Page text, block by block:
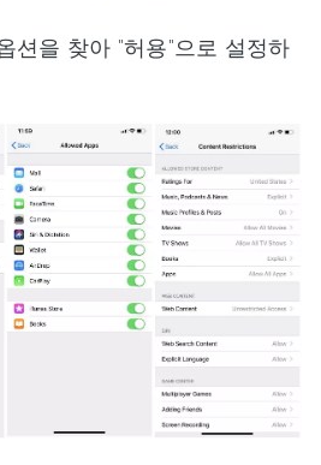
션을 찾아 "허용"으로 설정하